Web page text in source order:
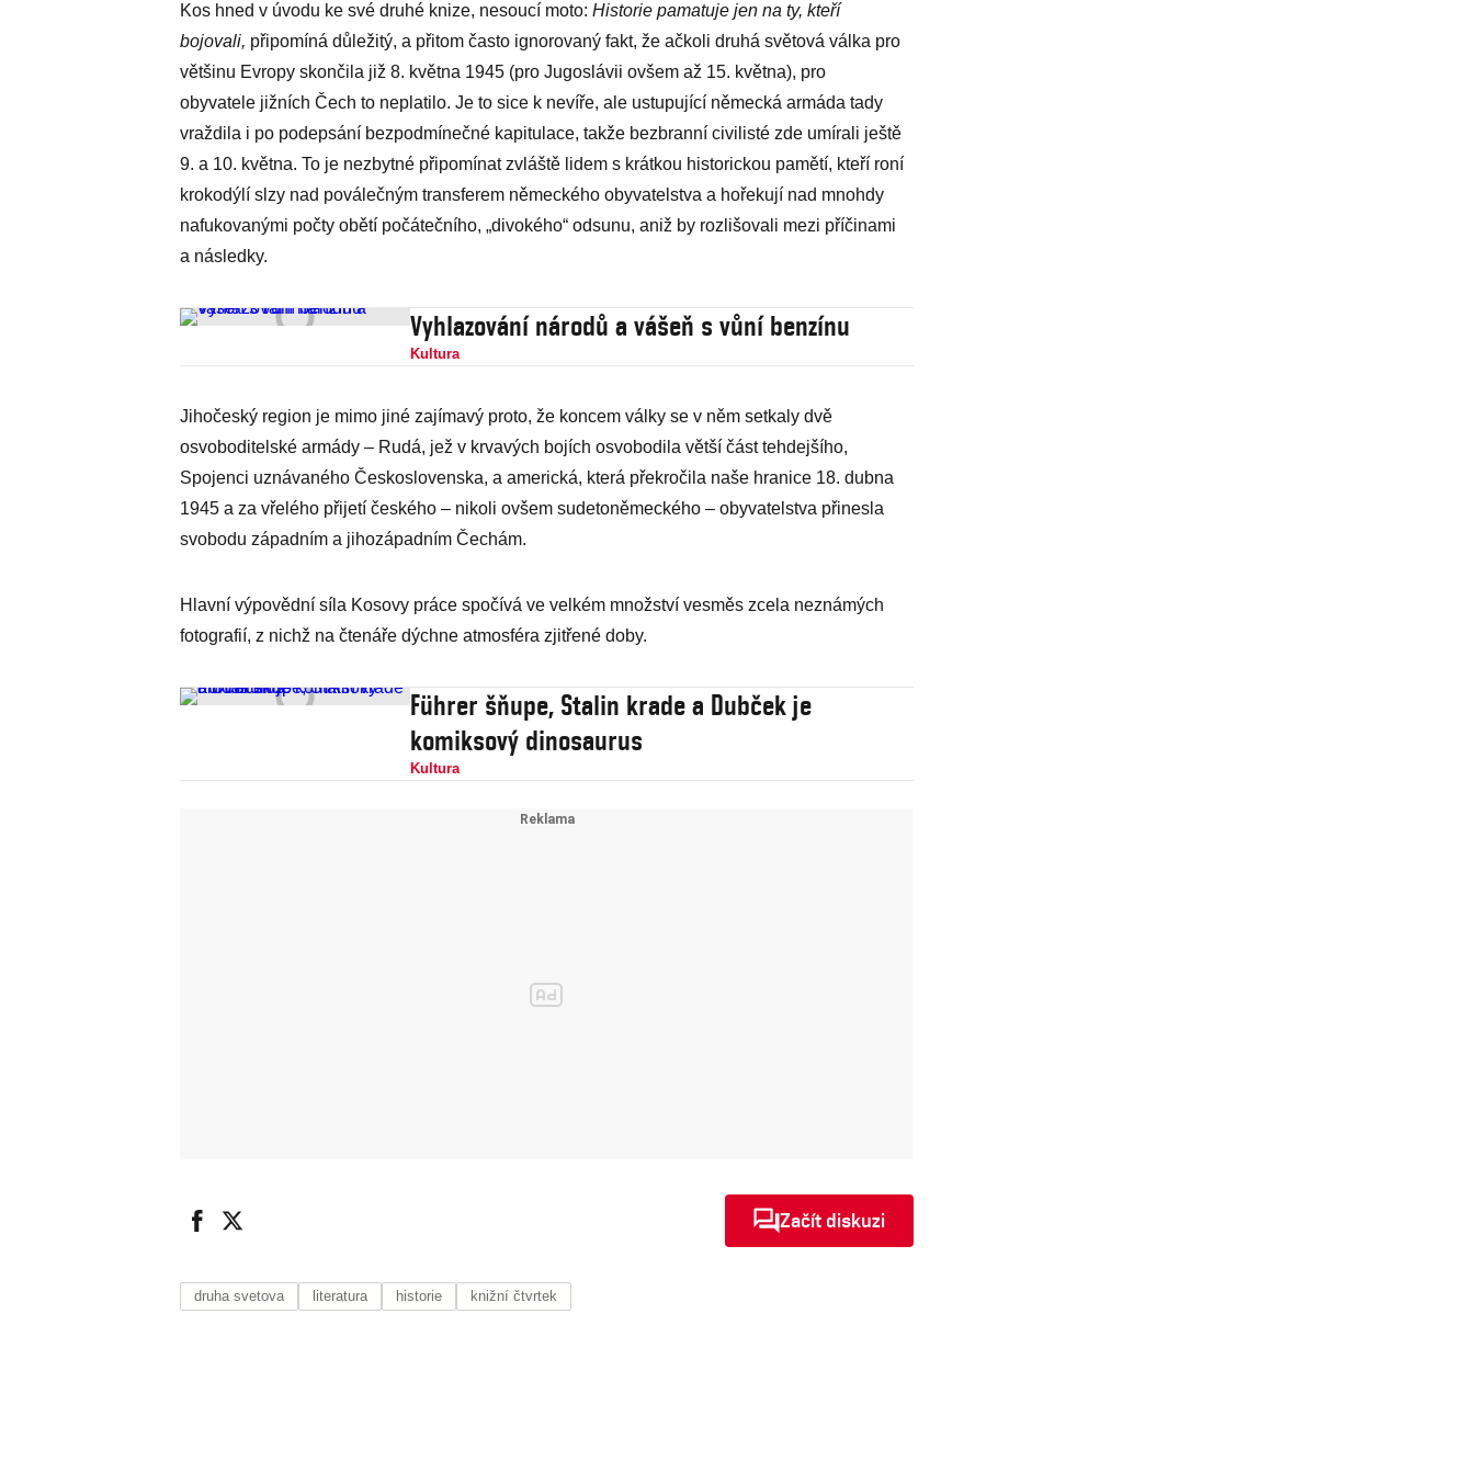
Kos hned v úvodu ke své druhé knize, nesoucí moto: Historie pamatuje jen na ty, kteří
bojovali, připomíná důležitý, a přitom často ignorovaný fakt, že ačkoli druhá světová válka pro
většinu Evropy skončila již 8. května 1945 (pro Jugoslávii ovšem až 15. května), pro
obyvatele jižních Čech to neplatilo. Je to sice k nevíře, ale ustupující německá armáda tady
vraždila i po podepsání bezpodmínečné kapitulace, takže bezbranní civilisté zde umírali ještě
9. a 10. května. To je nezbytné připomínat zvláště lidem s krátkou historickou pamětí, kteří roní
krokodýlí slzy nad poválečným transferem německého obyvatelstva a hořekují nad mnohdy
nafukovanými počty obětí počátečního, „divokého“ odsunu, aniž by rozlišovali mezi příčinami
a následky.
Vyhlazování národů a vášeň s vůní benzínu
Kultura
Jihočeský region je mimo jiné zajímavý proto, že koncem války se v něm setkaly dvě
osvoboditelské armády – Rudá, jež v krvavých bojích osvobodila větší část tehdejšího,
Spojenci uznávaného Československa, a americká, která překročila naše hranice 18. dubna
1945 a za vřelého přijetí českého – nikoli ovšem sudetoněmeckého – obyvatelstva přinesla
svobodu západním a jihozápadním Čechám.
Hlavní výpovědní síla Kosovy práce spočívá ve velkém množství vesměs zcela neznámých
fotografií, z nichž na čtenáře dýchne atmosféra zjitřené doby.
Führer šňupe, Stalin krade a Dubček je
komiksový dinosaurus
Kultura
Začít diskuzi
druha svetova literatura historie knižní čtvrtek